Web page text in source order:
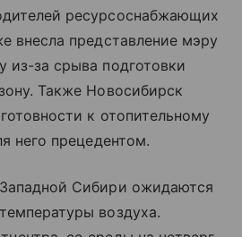
ресурсоснабжающих
внесла представление мэру
из-за срыва подготовки
Также Новосибирск
к отопительному
него прецедентом.
Сибири ожидаются
воздуха.